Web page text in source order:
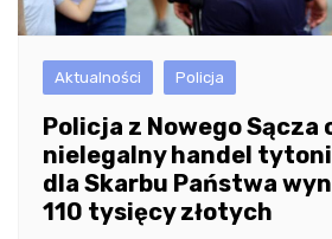
Aktualności Policja
Policja z Nowego Sącza
nielegalny handel
dla Skarbu Państwa
110 tysięcy złotych